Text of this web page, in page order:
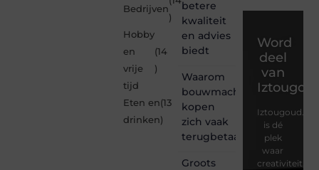
Bedrijven
)
Hobby
en
vrije
tijd
(14
)
Eten en
drinken
(13
)
betere
kwaliteit
en advies
biedt
Waarom
bouwmachines
kopen
zich vaak
terugbetaalt
Groots
Word
deel
van
Iztougoud.be
is dé
plek
waar
creativiteit,